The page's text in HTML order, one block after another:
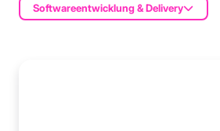
Softwareentwicklung & Delivery